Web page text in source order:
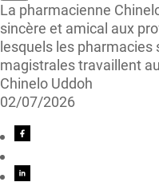
La pharmacienne
sincère et amical aux
lesquels les
magistrales travaillent
Chinelo Uddoh
02/07/2026